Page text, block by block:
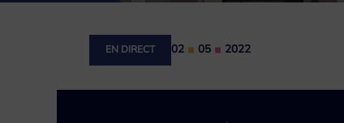
EN DIRECT 02 05 2022